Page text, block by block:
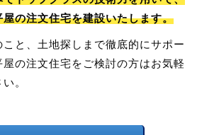
の注文住宅を建設いたします。
と、土地探しまで徹底的にサポー
屋の注文住宅をご検討の方はお気軽
。